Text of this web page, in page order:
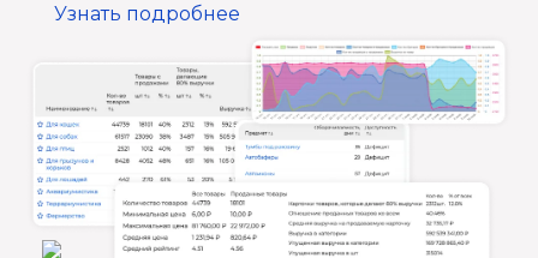
Узнать подробнее